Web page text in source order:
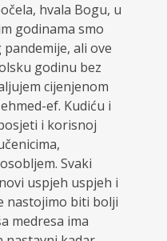
hvala Bogu, u
godinama smo
ali ove
godinu bez
cijenjenom
ef. Kudiću i
i korisnoj
Svaki
uspjeh uspjeh i
nastojimo biti bolji
medresa ima